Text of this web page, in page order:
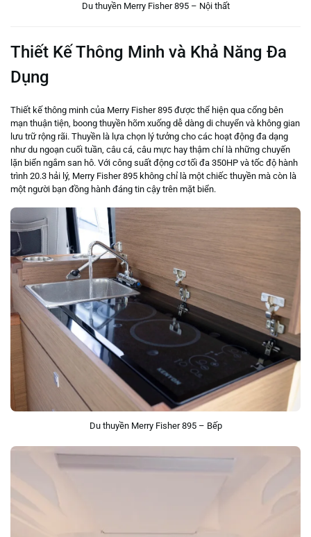
Du thuyền Merry Fisher 895 – Nội thất
Thiết Kế Thông Minh và Khả Năng Đa
Dụng
Thiết kế thông minh của Merry Fisher 895 được thể hiện qua cổng bên
mạn thuận tiện, boong thuyền hõm xuống dễ dàng di chuyển và không gian
lưu trữ rộng rãi. Thuyền là lựa chọn lý tưởng cho các hoạt động đa dạng
như du ngoạn cuối tuần, câu cá, câu mực hay thậm chí là những chuyến
lặn biển ngắm san hô. Với công suất động cơ tối đa 350HP và tốc độ hành
trình 20.3 hải lý, Merry Fisher 895 không chỉ là một chiếc thuyền mà còn là
một người bạn đồng hành đáng tin cậy trên mặt biển.
Du thuyền Merry Fisher 895 – Bếp